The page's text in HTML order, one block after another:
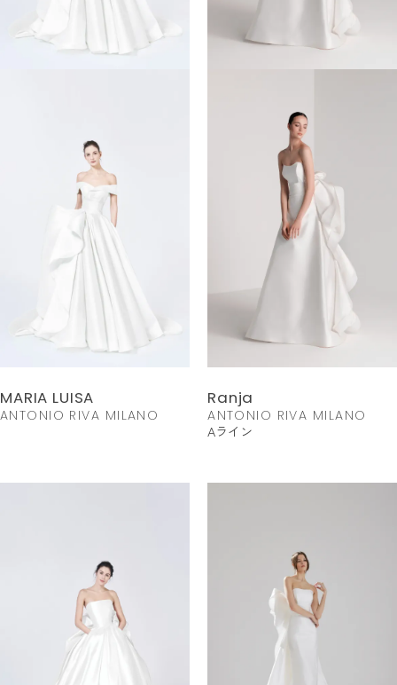
MARIA LUISA
ANTONIO RIVA MILANO
Ranja
ANTONIO RIVA MILANO
Aライン